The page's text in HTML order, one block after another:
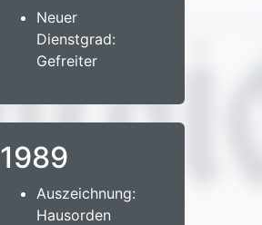
Neuer
Dienstgrad:
Gefreiter
1989
Auszeichnung:
Hausorden